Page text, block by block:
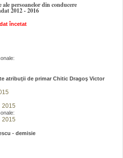
ale persoanelor din conducere
2012 - 2016
încetat
atribuţii de primar Chitic Dragoş Victor
2015
2015
- demisie